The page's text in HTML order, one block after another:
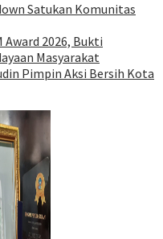
Satukan Komunitas
2026, Bukti
Masyarakat
Pimpin Aksi Bersih Kota